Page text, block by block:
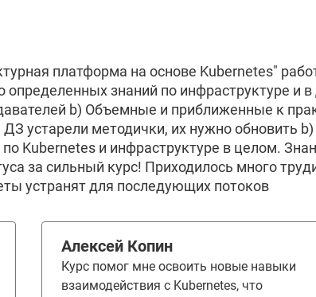
платформа на основе Kubernetes"
определенных знаний по инфраструктуре
b) Объемные и приближенные к
устарели методички, их нужно обновить
Kubernetes и инфраструктуре в целом.
за сильный курс! Приходилось много
устранят для последующих потоков
Алексей Копин
Курс помог мне освоить новые навыки
взаимодействия с Kubernetes, что